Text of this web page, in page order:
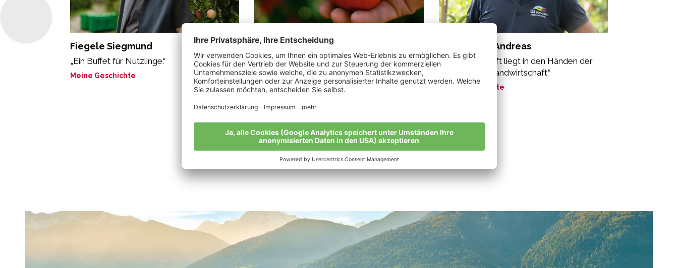
Fiegele Siegmund
„Ein Buffet für Nützlinge.“
Meine Geschichte
Patscheider Franz
„Bio leistet einen wichtigen Beitrag für eine
gesunde Umwelt und ein gesundes Leben“
Meine Geschichte
Gemassmer Andreas
„Unsere Zukunft liegt in den Händen der
biologischen Landwirtschaft.“
Meine Geschichte
Alle Bio-Bauern im Überblick